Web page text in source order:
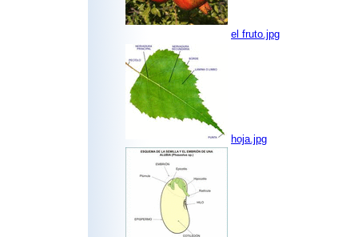
el fruto.jpg
hoja.jpg